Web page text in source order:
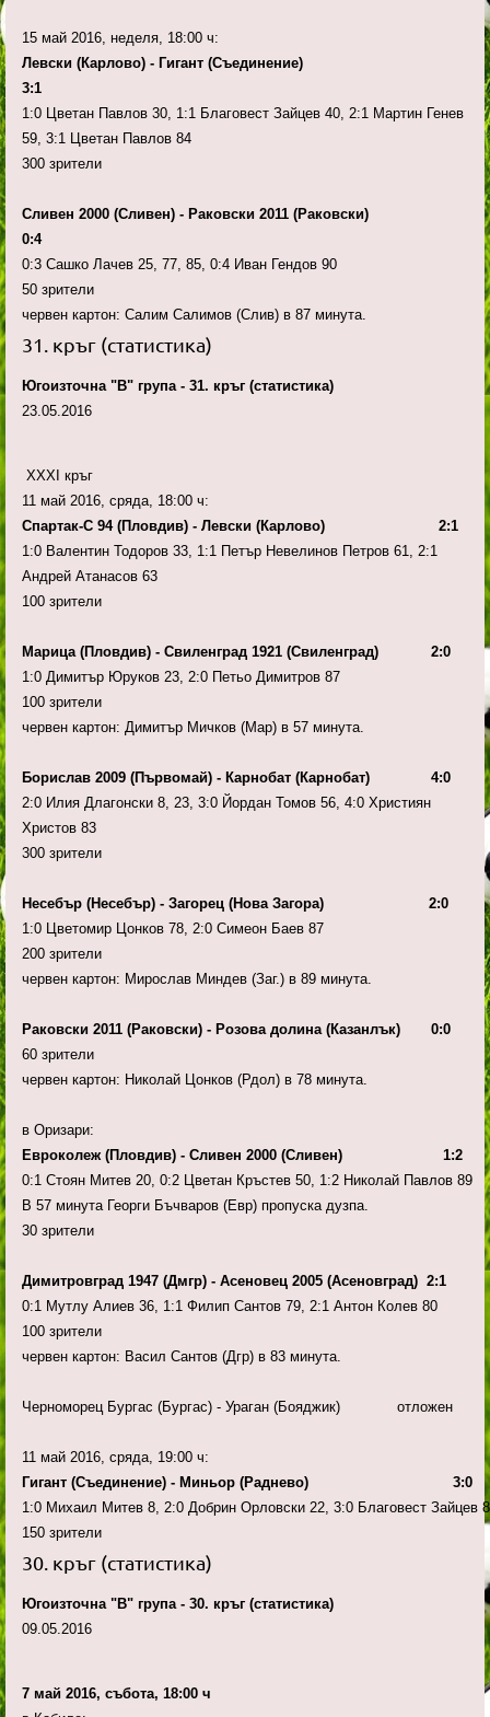
15 май 2016, неделя, 18:00 ч:
Левски (Карлово) - Гигант (Съединение)
3:1
1:0 Цветан Павлов 30, 1:1 Благовест Зайцев 40, 2:1 Мартин Генев
59, 3:1 Цветан Павлов 84
300 зрители
Сливен 2000 (Сливен) - Раковски 2011 (Раковски)
0:4
0:3 Сашко Лачев 25, 77, 85, 0:4 Иван Гендов 90
50 зрители
червен картон: Салим Салимов (Слив) в 87 минута.
31. кръг (статистика)
Югоизточна "В" група - 31. кръг (статистика)
23.05.2016
XXXI кръг
11 май 2016, сряда, 18:00 ч:
Спартак-С 94 (Пловдив) - Левски (Карлово) 2:1
1:0 Валентин Тодоров 33, 1:1 Петър Невелинов Петров 61, 2:1
Андрей Атанасов 63
100 зрители
Марица (Пловдив) - Свиленград 1921 (Свиленград) 2:0
1:0 Димитър Юруков 23, 2:0 Петьо Димитров 87
100 зрители
червен картон: Димитър Мичков (Мар) в 57 минута.
Борислав 2009 (Първомай) - Карнобат (Карнобат) 4:0
2:0 Илия Длагонски 8, 23, 3:0 Йордан Томов 56, 4:0 Християн
Христов 83
300 зрители
Несебър (Несебър) - Загорец (Нова Загора) 2:0
1:0 Цветомир Цонков 78, 2:0 Симеон Баев 87
200 зрители
червен картон: Мирослав Миндев (Заг.) в 89 минута.
Раковски 2011 (Раковски) - Розова долина (Казанлък) 0:0
60 зрители
червен картон: Николай Цонков (Рдол) в 78 минута.
в Оризари:
Евроколеж (Пловдив) - Сливен 2000 (Сливен) 1:2
0:1 Стоян Митев 20, 0:2 Цветан Кръстев 50, 1:2 Николай Павлов 89
В 57 минута Георги Бъчваров (Евр) пропуска дузпа.
30 зрители
Димитровград 1947 (Дмгр) - Асеновец 2005 (Асеновград) 2:1
0:1 Мутлу Алиев 36, 1:1 Филип Сантов 79, 2:1 Антон Колев 80
100 зрители
червен картон: Васил Сантов (Дгр) в 83 минута.
Черноморец Бургас (Бургас) - Ураган (Бояджик) отложен
11 май 2016, сряда, 19:00 ч:
Гигант (Съединение) - Миньор (Раднево) 3:0
1:0 Михаил Митев 8, 2:0 Добрин Орловски 22, 3:0 Благовест Зайцев
150 зрители
30. кръг (статистика)
Югоизточна "В" група - 30. кръг (статистика)
09.05.2016
7 май 2016, събота, 18:00 ч